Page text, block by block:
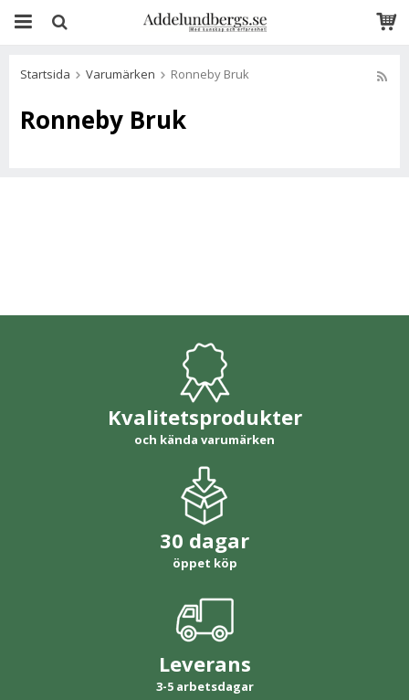
Startsida Varumärken Ronneby Bruk
Ronneby Bruk
Kvalitetsprodukter
och kända varumärken
30 dagar
öppet köp
Leverans
3-5 arbetsdagar